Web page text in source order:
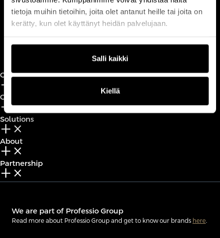
tietoja muihin tietoihin, joita olet antanut heille tai joita on
kerätty, kun olet käyttänyt heidän palvelujaan.
Salli kaikki
Kiellä
customerservice@professio.fi
Book a call
CxO Circles
add_2
CxO Academy
add_2close
Solutions
add_2 close
About
add_2 close
Partnership
add_2 close
We are part of Professio Group
Read more about Professio Group and get to know our brands here.